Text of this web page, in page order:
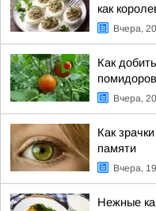
как
Вчера,
Как
Вчера,
Как
памяти
Вчера,
Нежные